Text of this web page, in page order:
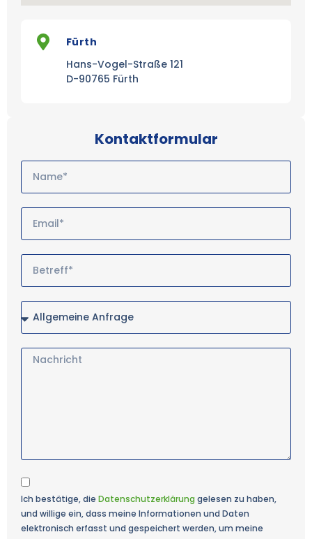
Fürth
Hans-Vogel-Straße 121
D-90765 Fürth
Kontaktformular
Ich bestätige, die Datenschutzerklärung gelesen zu haben,
und willige ein, dass meine Informationen und Daten
elektronisch erfasst und gespeichert werden, um meine